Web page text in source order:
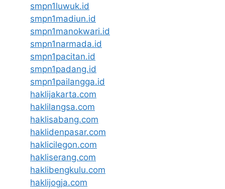
smpn1luwuk.id
smpn1madiun.id
smpn1manokwari.id
smpn1narmada.id
smpn1pacitan.id
smpn1padang.id
smpn1pailangga.id
haklijakarta.com
haklilangsa.com
haklisabang.com
haklidenpasar.com
haklicilegon.com
hakliserang.com
haklibengkulu.com
haklijogja.com